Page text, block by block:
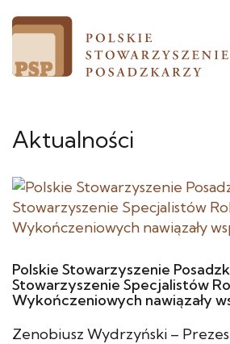
Aktualności
Polskie Stowarzyszenie
Stowarzyszenie Specjalistów
Wykończeniowych nawiązały
Zenobiusz Wydrzyński –